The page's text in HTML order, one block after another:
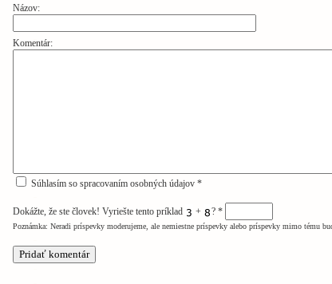
Názov:
Komentár:
Súhlasím so spracovaním osobných údajov *
Dokážte, že ste človek! Vyriešte tento príklad + ? *
Poznámka: Neradi príspevky moderujeme, ale nemiestne príspevky alebo príspevky mimo tému